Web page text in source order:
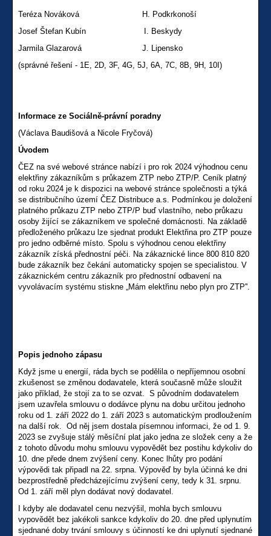
Teréza Nováková H. Podkrkonoší
Josef Štefan Kubín I. Beskydy
Jarmila Glazarová J. Lipensko
(správné řešení - 1E, 2D, 3F, 4G, 5J, 6A, 7C, 8B, 9H, 10I)
Informace ze Sociálně-právní poradny
(Václava Baudišová a Nicole Fryčová)
Úvodem
ČEZ na své webové stránce nabízí i pro rok 2024 výhodnou cenu
elektřiny zákazníkům s průkazem ZTP nebo ZTP/P. Ceník platný
od roku 2024 je k dispozici na webové stránce společnosti a týká
se distribučního území ČEZ Distribuce a.s. Podmínkou je doložení
platného průkazu ZTP nebo ZTP/P buď vlastního, nebo průkazu
osoby žijící se zákazníkem ve společné domácnosti. Na základě
předloženého průkazu lze sjednat produkt Elektřina pro ZTP pouze
pro jedno odběrné místo. Spolu s výhodnou cenou elektřiny
zákazník získá přednostní péči. Na zákaznické lince 800 810 820
bude zákazník bez čekání automaticky spojen se specialistou. V
zákaznickém centru zákazník pro přednostní odbavení na
vyvolávacím systému stiskne „Mám elektřinu nebo plyn pro ZTP''.
Popis jednoho zápasu
Když jsme u energií, ráda bych se podělila o nepříjemnou osobní
zkušenost se změnou dodavatele, která současně může sloužit
jako příklad, že stojí za to se ozvat. S původním dodavatelem
jsem uzavřela smlouvu o dodávce plynu na dobu určitou jednoho
roku od 1. září 2022 do 1. září 2023 s automatickým prodloužením
na další rok. Od něj jsem dostala písemnou informaci, že od 1. 9.
2023 se zvyšuje stálý měsíční plat jako jedna ze složek ceny a že
z tohoto důvodu mohu smlouvu vypovědět bez postihu kdykoliv do
10. dne přede dnem zvýšení ceny. Konec lhůty pro podání
výpovědi tak připadl na 22. srpna. Výpověď by byla účinná ke dni
bezprostředně předcházejícímu zvýšení ceny, tedy k 31. srpnu.
Od 1. září měl plyn dodávat nový dodavatel.
I kdyby ale dodavatel cenu nezvýšil, mohla bych smlouvu
vypovědět bez jakékoli sankce kdykoliv do 20. dne před uplynutím
sjednané doby trvání smlouvy s účinností ke dni uplynutí sjednané